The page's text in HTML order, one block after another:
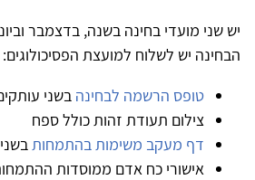
יש שני מועדי בחינה בשנה, בדצמבר
הבחינה יש לשלוח למועצת הפסיכולוגים:
טופס הרשמה לבחינה בשני
צילום תעודת זהות כולל ספח
דף מעקב משימות בהתמחות
אישורי כח אדם ממוסדות